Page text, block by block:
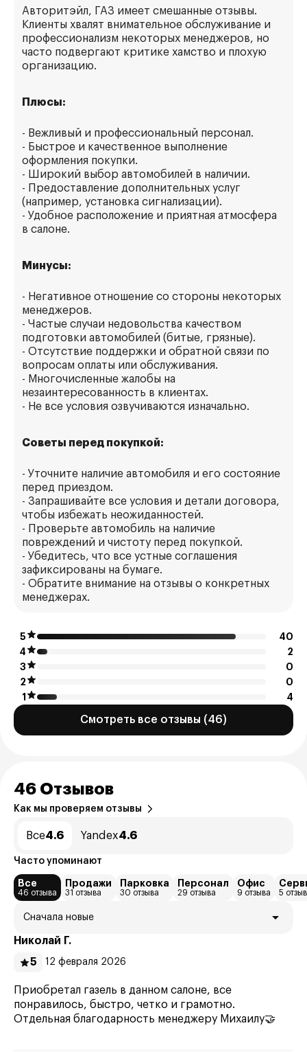
Авторитэйл, ГАЗ имеет смешанные отзывы.
Клиенты хвалят внимательное обслуживание и
профессионализм некоторых менеджеров, но
часто подвергают критике хамство и плохую
организацию.
Плюсы:
- Вежливый и профессиональный персонал.
- Быстрое и качественное выполнение
оформления покупки.
- Широкий выбор автомобилей в наличии.
- Предоставление дополнительных услуг
(например, установка сигнализации).
- Удобное расположение и приятная атмосфера
в салоне.
Минусы:
- Негативное отношение со стороны некоторых
менеджеров.
- Частые случаи недовольства качеством
подготовки автомобилей (битые, грязные).
- Отсутствие поддержки и обратной связи по
вопросам оплаты или обслуживания.
- Многочисленные жалобы на
незаинтересованность в клиентах.
- Не все условия озвучиваются изначально.
Советы перед покупкой:
- Уточните наличие автомобиля и его состояние
перед приездом.
- Запрашивайте все условия и детали договора,
чтобы избежать неожиданностей.
- Проверьте автомобиль на наличие
повреждений и чистоту перед покупкой.
- Убедитесь, что все устные соглашения
зафиксированы на бумаге.
- Обратите внимание на отзывы о конкретных
менеджерах.
5
40
4
2
3
0
2
0
1
4
Смотреть все отзывы (46)
46 Отзывов
Как мы проверяем отзывы
Все4.6 Yandex4.6
Часто упоминают
Все
46 отзыва
Продажи
31 отзыва
Парковка
30 отзыва
Персонал
29 отзыва
Офис
9 отзыва 5
Сначала новые
Николай Г.
5
12 февраля 2026
Приобретал газель в данном салоне, все
понравилось, быстро, четко и грамотно.
Отдельная благодарность менеджеру Михаилу🤝